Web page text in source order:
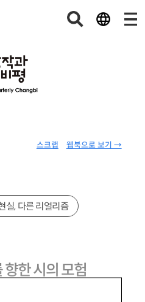
웹북으로 보기 →
스크랩
실, 다른 리얼리즘
한 시의 모험